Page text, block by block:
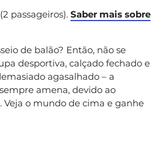
passageiros). Saber mais sobre
de balão? Então, não se
desportiva, calçado fechado e
agasalhado – a
amena, devido ao
o mundo de cima e ganhe